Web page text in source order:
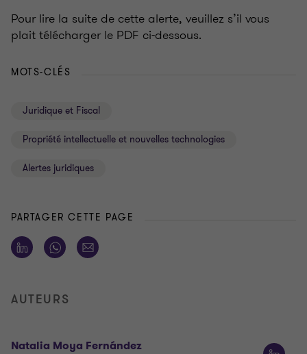
Pour lire la suite de cette alerte, veuillez s’il vous
plait télécharger le PDF ci-dessous.
MOTS-CLÉS
Juridique et Fiscal
Propriété intellectuelle et nouvelles technologies
Alertes juridiques
PARTAGER CETTE PAGE
AUTEURS
Natalia Moya Fernández